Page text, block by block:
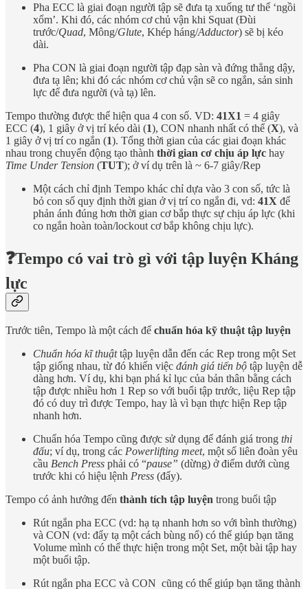
Pha ECC là giai đoạn người tập sẽ đưa tạ xuống tư thế ‘ngồi
xổm’. Khi đó, các nhóm cơ chủ vận khi Squat (Đùi
trước/Quad, Mông/Glute, Khép háng/Adductor) sẽ bị kéo
dài.
Pha CON là giai đoạn người tập đạp sàn và đứng thẳng dậy,
đưa tạ lên; khi đó các nhóm cơ chủ vận sẽ co ngắn, sản sinh
lực để đưa người (và tạ) lên.
Tempo thường được thể hiện qua 4 con số. VD: 41X1 = 4 giây
ECC (4), 1 giây ở vị trí kéo dài (1), CON nhanh nhất có thể (X), và
1 giây ở vị trí co ngắn (1). Tổng thời gian của các giai đoạn khác
nhau trong chuyển động tạo thành thời gian cơ chịu áp lực hay
Time Under Tension (TUT); ở ví dụ trên là ~ 6-7 giây/Rep
Một cách chỉ định Tempo khác chỉ dựa vào 3 con số, tức là
bỏ con số quy định thời gian ở vị trí co ngắn đi, vd: 41X để
phản ánh đúng hơn thời gian cơ bắp thực sự chịu áp lực (khi
co ngắn hoàn toàn/lockout cơ bắp không chịu lực).
❓Tempo có vai trò gì với tập luyện Kháng
lực
Trước tiên, Tempo là một cách để chuẩn hóa kỹ thuật tập luyện
Chuẩn hóa kĩ thuậttập luyện dẫn đến các Rep trong một Set
tập giống nhau, từ đó khiến việc đánh giá tiến bộ tập luyện dễ
dàng hơn. Ví dụ, khi bạn phá kỉ lục của bản thân bằng cách
tập được nhiều hơn 1 Rep so với buổi tập trước, liệu Rep tập
đó có duy trì được Tempo, hay là vì bạn thực hiện Rep tập
nhanh hơn.
Chuẩn hóa Tempo cũng được sử dụng để đánh giá trong thi
đấu; ví dụ, trong các Powerlifting meet, một số liên đoàn yêu
cầu Bench Press phải có “pause” (dừng) ở điểm dưới cùng
trước khi có hiệu lệnh Press (đẩy).
Tempo có ảnh hưởng đến thành tích tập luyện trong buổi tập
Rút ngắn pha ECC (vd: hạ tạ nhanh hơn so với bình thường)
và CON (vd: đẩy tạ một cách bùng nổ) có thể giúp bạn tăng
Volume mình có thể thực hiện trong một Set, một bài tập hay
một buổi tập.
Rút ngắn pha ECC và CON cũng có thể giúp bạn tăng thành